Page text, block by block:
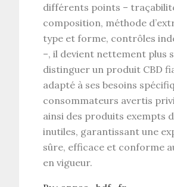
différents points –
composition, méthode
type et forme, contrôles
–, il devient nettement plus
distinguer un produit CBD
adapté à ses besoins
consommateurs avertis
ainsi des produits exempts
inutiles, garantissant une
sûre, efficace et conforme
en vigueur.